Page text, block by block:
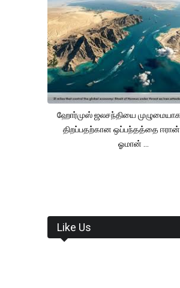
ஹோர்முஸ் ஜலசந்தியை
திறப்பதற்கான ஒப்பந்தத்தை ஈரான்
ஓமான் ...
Like Us